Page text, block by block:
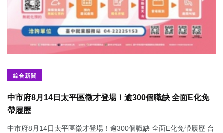
綜合新聞
中市府8月14日太平區徵才登場！逾300個職缺 全面E化免
帶履歷
中市府8月14日太平區徵才登場！逾300個職缺 全面E化免帶履歷 台